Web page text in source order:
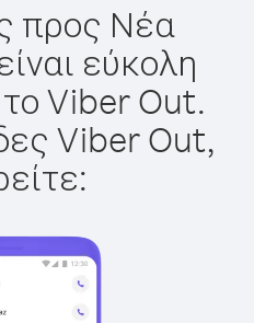
προς Νέα
εύκολη
Viber Out.
Viber Out,